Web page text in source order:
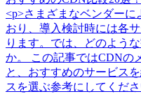
<p>さまざまなベンダー
おり、導入検討時には各
ります。では、どのよう
か。 この記事ではCDNの
と、おすすめのサービス
スを選ぶ参考にしてくだ